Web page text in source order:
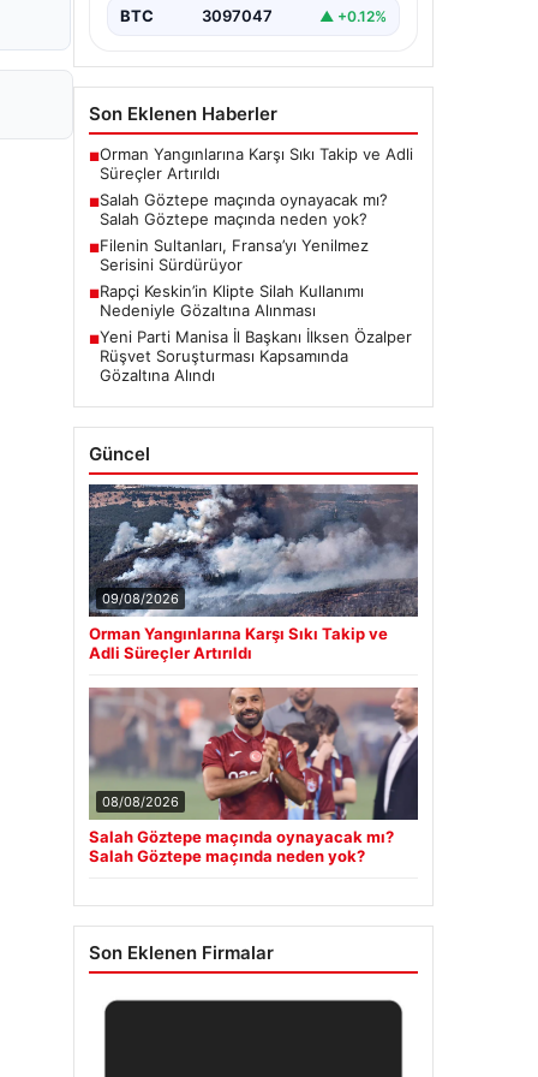
BTC 3097047 ▲ +0.12%
Son Eklenen Haberler
■Orman Yangınlarına Karşı Sıkı Takip ve Adli
Süreçler Artırıldı
■Salah Göztepe maçında oynayacak mı?
Salah Göztepe maçında neden yok?
■Filenin Sultanları, Fransa’yı Yenilmez
Serisini Sürdürüyor
■Rapçi Keskin’in Klipte Silah Kullanımı
Nedeniyle Gözaltına Alınması
■Yeni Parti Manisa İl Başkanı İlksen Özalper
Rüşvet Soruşturması Kapsamında
Gözaltına Alındı
Güncel
09/08/2026
Orman Yangınlarına Karşı Sıkı Takip ve
Adli Süreçler Artırıldı
08/08/2026
Salah Göztepe maçında oynayacak mı?
Salah Göztepe maçında neden yok?
Son Eklenen Firmalar